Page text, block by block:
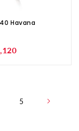
Havana
5